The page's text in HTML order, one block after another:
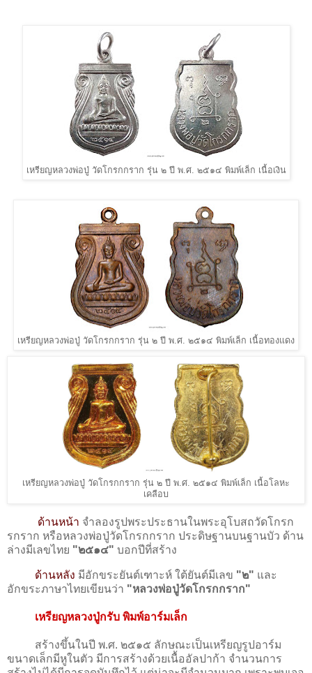
เหรียญหลวงพ่อปู่ วัดโกรกกราก รุ่น ๒ ปี พ.ศ. ๒๕๑๔ พิมพ์เล็ก เนื้อเงิน
เหรียญหลวงพ่อปู่ วัดโกรกกราก รุ่น ๒ ปี พ.ศ. ๒๕๑๔ พิมพ์เล็ก เนื้อทองแดง
เหรียญหลวงพ่อปู่ วัดโกรกกราก รุ่น ๒ ปี พ.ศ. ๒๕๑๔ พิมพ์เล็ก เนื้อโลหะ
เคลือบ
ด้านหน้า จำลองรูปพระประธานในพระอุโบสถวัดโกรก
รกราก หรือหลวงพ่อปู่วัดโกรกกราก ประดิษฐานบนฐานบัว ด้าน
ล่างมีเลขไทย "๒๕๑๔" บอกปีที่สร้าง
ด้านหลัง มีอักขระยันต์เฑาะห์ ใต้ยันต์มีเลข "๒" และ
อักขระภาษาไทยเขียนว่า "หลวงพ่อปู่วัดโกรกกราก"
เหรียญหลวงปู่กรับ พิมพ์อาร์มเล็ก
สร้างขึ้นในปี พ.ศ. ๒๕๑๕ ลักษณะเป็นเหรียญรูปอาร์ม
ขนาดเล็กมีหูในตัว มีการสร้างด้วยเนื้ออัลปาก้า จำนวนการ